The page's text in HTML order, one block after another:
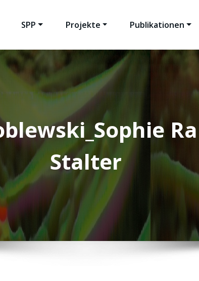
SPP Projekte Publikationen
Stalter